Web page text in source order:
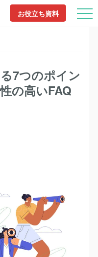
お役立ち資料
検索性を高める7つのポイントを徹底解
索性の高いFAQツールも紹介
7つのポイン
の高いFAQ